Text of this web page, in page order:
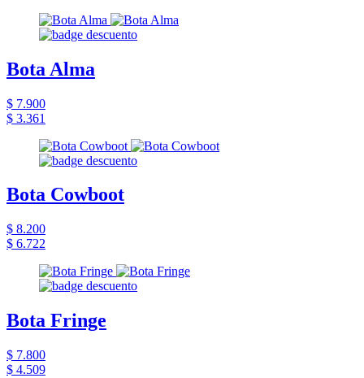
Bota Alma
$ 7.900
$ 3.361
Bota Cowboot
$ 8.200
$ 6.722
Bota Fringe
$ 7.800
$ 4.509